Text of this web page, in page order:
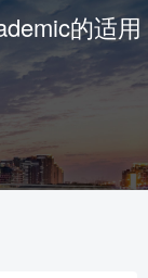
的适用